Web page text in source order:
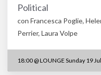
Political
con Francesca Poglie,
Perrier, Laura Volpe
18:00 @LOUNGE Sunday 19